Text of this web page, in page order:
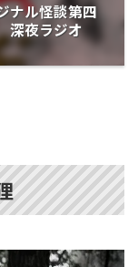
ナル怪談第四
夜ラジオ